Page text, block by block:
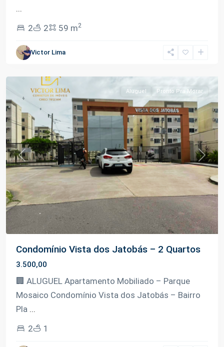
...
2
2 59 m2
Victor Lima
Planalto,
Previous Next
Aluguel Pronto Pra Morar
Condomínio Vista dos Jatobás – 2 Quartos
3.500,00
🏢 ALUGUEL Apartamento Mobiliado – Parque
Mosaico Condomínio Vista dos Jatobás – Bairro
Pla ...
2
1